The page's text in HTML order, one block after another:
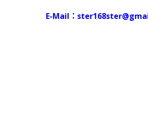
E-Mail：